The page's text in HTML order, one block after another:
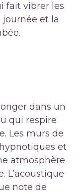
fait vibrer les
journée et la
dans un
qui respire
Les murs de
et
atmosphère
L’acoustique
note de